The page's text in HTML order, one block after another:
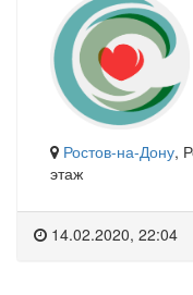
Ростов-на-Дону,
этаж
14.02.2020, 22:04